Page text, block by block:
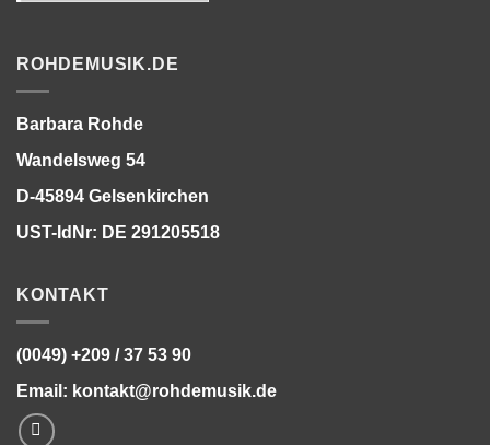
ROHDEMUSIK.DE
Barbara Rohde
Wandelsweg 54
D-45894 Gelsenkirchen
UST-IdNr: DE 291205518
KONTAKT
(0049) +209 / 37 53 90
Email: kontakt@rohdemusik.de